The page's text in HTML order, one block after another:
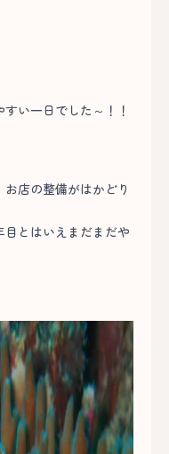
い一日でした～！！
店の整備がはかどり
とはいえまだまだや